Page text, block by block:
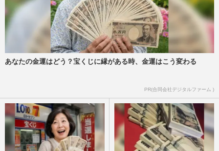
あなたの金運はどう？宝くじに縁がある時、金運はこう変わる
PR(合同会社デジタルファーム )